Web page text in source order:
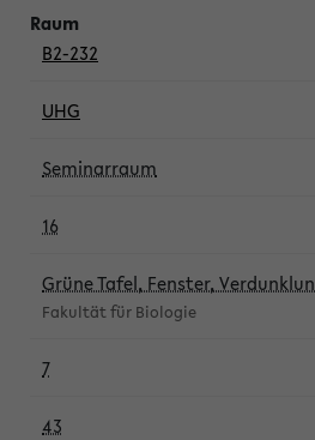
B2-232
UHG
Seminarraum
16
Grüne Tafel, Fenster,
Fakultät für Biologie
7
43